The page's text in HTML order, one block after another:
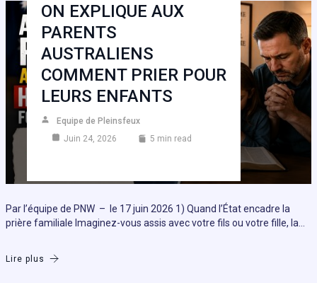
ON EXPLIQUE AUX
PARENTS
AUSTRALIENS
COMMENT PRIER POUR
LEURS ENFANTS
Equipe de Pleinsfeux
Juin 24, 2026
5 min read
Par l’équipe de PNW – le 17 juin 2026 1) Quand l’État encadre la
prière familiale Imaginez-vous assis avec votre fils ou votre fille, la…
Lire plus